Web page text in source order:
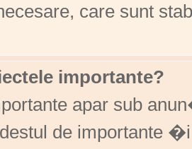
care sunt
importante?
apar sub
destul de